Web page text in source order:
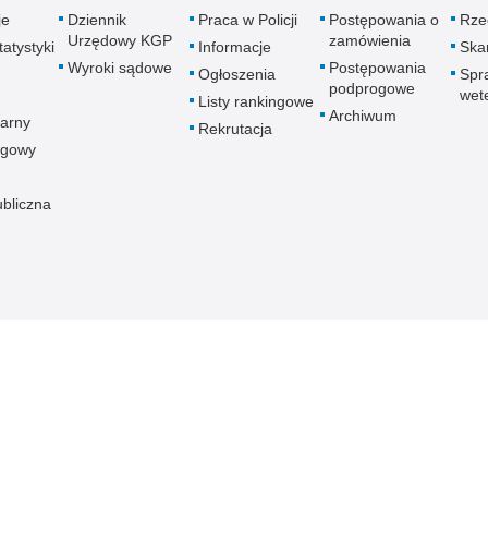
Dziennik
Urzędowy KGP
Wyroki sądowe
Praca w Policji
Informacje
Ogłoszenia
Listy rankingowe
Rekrutacja
Postępowania o
zamówienia
Postępowania
podprogowe
Archiwum